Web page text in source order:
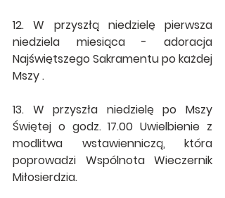
12. W przyszłą niedzielę pierwsza
niedziela miesiąca - adoracja
Najświętszego Sakramentu po każdej
Mszy .
13. W przyszła niedzielę po Mszy
Świętej o godz. 17.00 Uwielbienie z
modlitwa wstawienniczą, która
poprowadzi Wspólnota Wieczernik
Miłosierdzia.